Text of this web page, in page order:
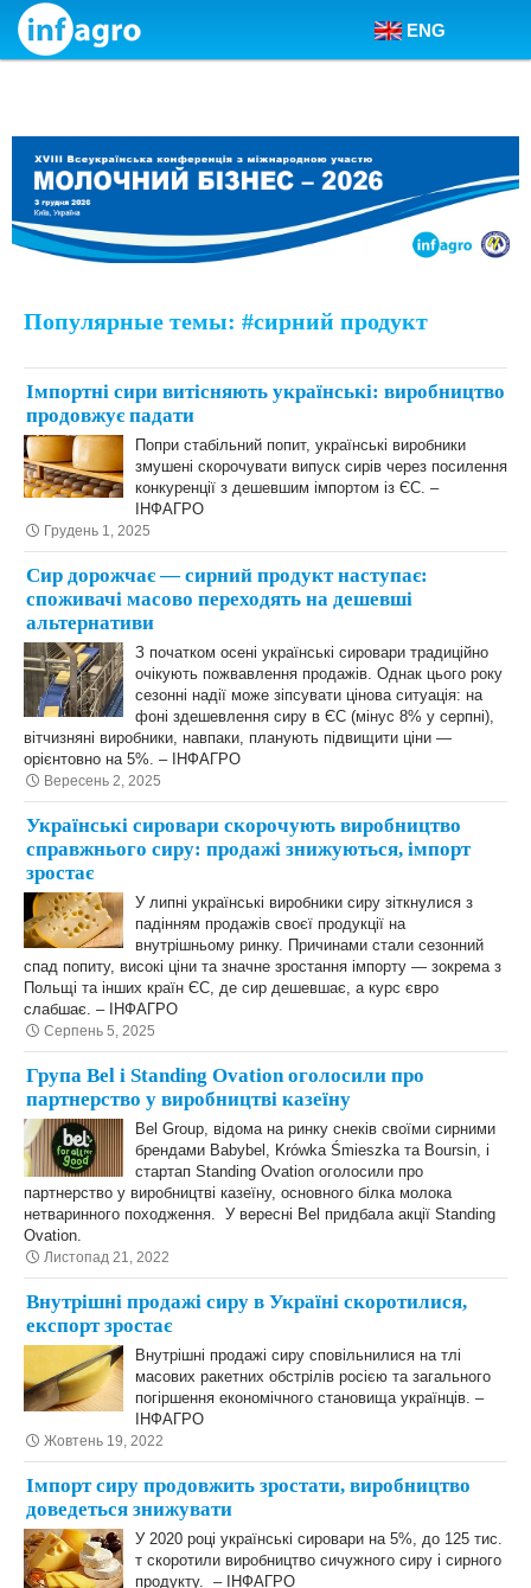
Skip to content
ENG
Популярные темы: #сирний продукт
Імпортні сири витісняють українські: виробництво
продовжує падати
Попри стабільний попит, українські виробники
змушені скорочувати випуск сирів через посилення
конкуренції з дешевшим імпортом із ЄС. –
ІНФАГРО
Грудень 1, 2025
Сир дорожчає — сирний продукт наступає:
споживачі масово переходять на дешевші
альтернативи
З початком осені українські сировари традиційно
очікують пожвавлення продажів. Однак цього року
сезонні надії може зіпсувати цінова ситуація: на
фоні здешевлення сиру в ЄС (мінус 8% у серпні),
вітчизняні виробники, навпаки, планують підвищити ціни —
орієнтовно на 5%. – ІНФАГРО
Вересень 2, 2025
Українські сировари скорочують виробництво
справжнього сиру: продажі знижуються, імпорт
зростає
У липні українські виробники сиру зіткнулися з
падінням продажів своєї продукції на
внутрішньому ринку. Причинами стали сезонний
спад попиту, високі ціни та значне зростання імпорту — зокрема з
Польщі та інших країн ЄС, де сир дешевшає, а курс євро
слабшає. – ІНФАГРО
Серпень 5, 2025
Група Bel і Standing Ovation оголосили про
партнерство у виробництві казеїну
Bel Group, відома на ринку снеків своїми сирними
брендами Babybel, Krówka Śmieszka та Boursin, і
стартап Standing Ovation оголосили про
партнерство у виробництві казеїну, основного білка молока
нетваринного походження. У вересні Bel придбала акції Standing
Ovation.
Листопад 21, 2022
Внутрішні продажі сиру в Україні скоротилися,
експорт зростає
Внутрішні продажі сиру сповільнилися на тлі
масових ракетних обстрілів росією та загального
погіршення економічного становища українців. –
ІНФАГРО
Жовтень 19, 2022
Імпорт сиру продовжить зростати, виробництво
доведеться знижувати
У 2020 році українські сировари на 5%, до 125 тис.
т скоротили виробництво сичужного сиру і сирного
продукту. – ІНФАГРО